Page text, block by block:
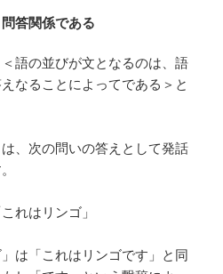
答関係である
語の並びが文となるのは、語
なることによってである＞と
、次の問いの答えとして発話
れはリンゴ」
は「これはリンゴです」と同